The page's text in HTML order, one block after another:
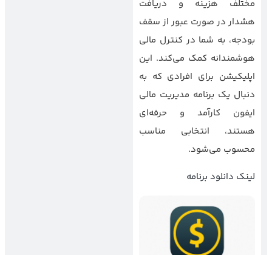
مختلف هزینه و دریافت
هشدار در صورت عبور از سقف
بودجه، به شما در کنترل مالی
هوشمندانه کمک می‌کند. این
اپلیکیشن برای افرادی که به
دنبال یک برنامه مدیریت مالی
ایفون کارآمد و حرفه‌ای
هستند، انتخابی مناسب
محسوب می‌شود.
لینک دانلود برنامه